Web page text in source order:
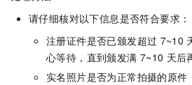
请仔细核对以下信息是否符合要求：
注册证件是否已颁发超过 7~10
心等待，直到颁发满 7~10 天后
实名照片是否为正常拍摄的原